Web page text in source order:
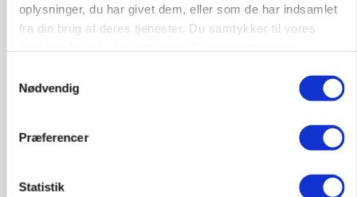
oplysninger, du har givet dem, eller som de har indsamlet
fra din brug af deres tjenester. Du samtykker til vores
Nødvendig
Præferencer
Statistik
Loading...